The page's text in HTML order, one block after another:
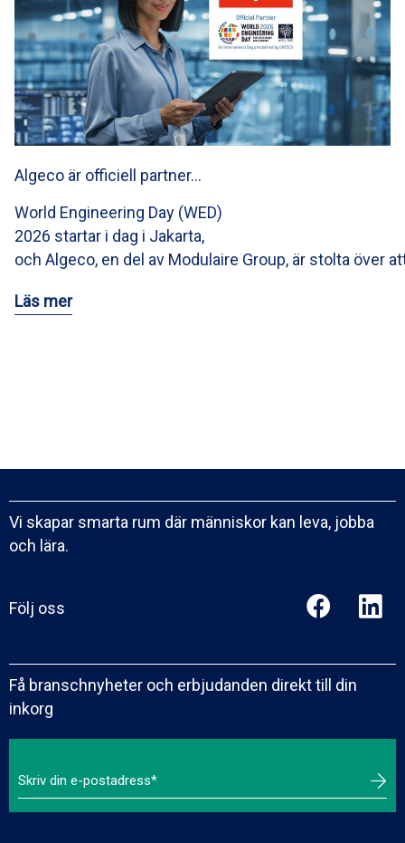
Algeco är officiell partner…
World Engineering Day (WED)
2026 startar i dag i Jakarta,
och Algeco, en del av Modulaire Group, är stolta över
Läs mer
Vi skapar smarta rum där människor kan leva, jobba
och lära.
Följ oss
Få branschnyheter och erbjudanden direkt till din
inkorg